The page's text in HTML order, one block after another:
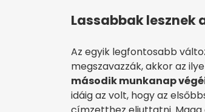
Lassabbak lesznek
Az egyik legfontosabb
megszavazzák, akkor az
második munkanap
idáig az volt, hogy az